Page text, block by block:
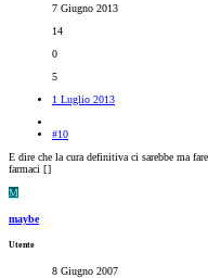
7 Giugno 2013
14
0
5
1 Luglio 2013
#10
E dire che la cura definitiva ci sarebbe ma
farmaci []
M
maybe
Utente
8 Giugno 2007